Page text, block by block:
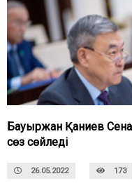
Бауыржан Қаниев
сөз сөйледі
26.05.2022 173